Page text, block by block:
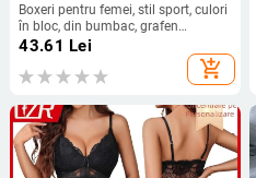
Boxeri pentru femei, stil sport, culori
în bloc, din bumbac, grafen
antibacterian în zona genitală, talie
43.61 Lei
add_shopping_cart